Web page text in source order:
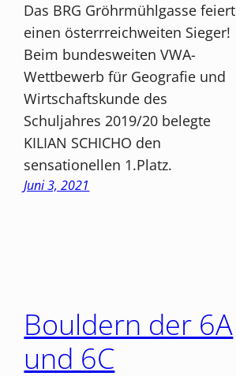
Das BRG Gröhrmühlgasse feiert
einen österrreichweiten Sieger!
Beim bundesweiten VWA-
Wettbewerb für Geografie und
Wirtschaftskunde des
Schuljahres 2019/20 belegte
KILIAN SCHICHO den
sensationellen 1.Platz.
Juni 3, 2021
Bouldern der 6A
und 6C